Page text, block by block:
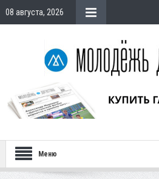
08 августа, 2026
Меню